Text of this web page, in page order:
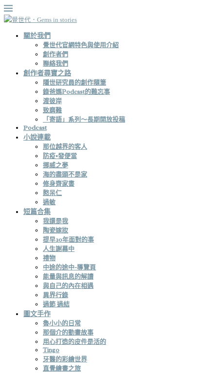
關於我們
覺世代官網特色與使用介紹
創作者們
聯絡我們
創作者尋寶之路
隱世研究員的創作隨筆
錄爸媽Podcast的難忘事
渡彼岸
致磨難
「寄語」系列～長期開放投稿
Podcast
小說連載
那位越界的客人
防疫•發便當
挪威之夢
海的盡頭不是家
修身齊家書
憨呆仁
過敏
短篇合集
我還是我
陶瓷嫁妝
提早20年面對的事
人生謝幕中
禮物
中途的途中-導覽頁
能量與訊息的解讀
與自己的內在相遇
異界行錄
過節 過結
圖文手作
魯小小的日常
那個介的動畫故事
用心打造的皮件是活的
Tingo
牙醫的彩繪世界
直覺繪畫之旅